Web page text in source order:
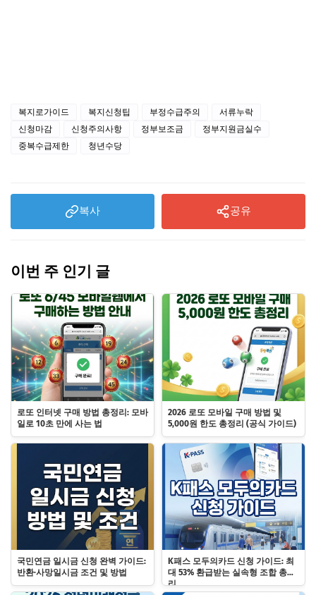
복지로가이드 복지신청팁 부정수급주의
서류누락
신청마감
신청주의사항 정부보조금
정부지원금실수
중복수급제한
청년수당
복사 공유
이번 주 인기 글
로또 인터넷 구매 방법 총정리: 모바
일로 10초 만에 사는 법
2026 로또 모바일 구매 방법 및
5,000원 한도 총정리 (공식 가이드)
국민연금 일시금 신청 완벽 가이드:
반환·사망일시금 조건 및 방법
K패스 모두의카드 신청 가이드: 최
대 53% 환급받는 실속형 조합 총정
리